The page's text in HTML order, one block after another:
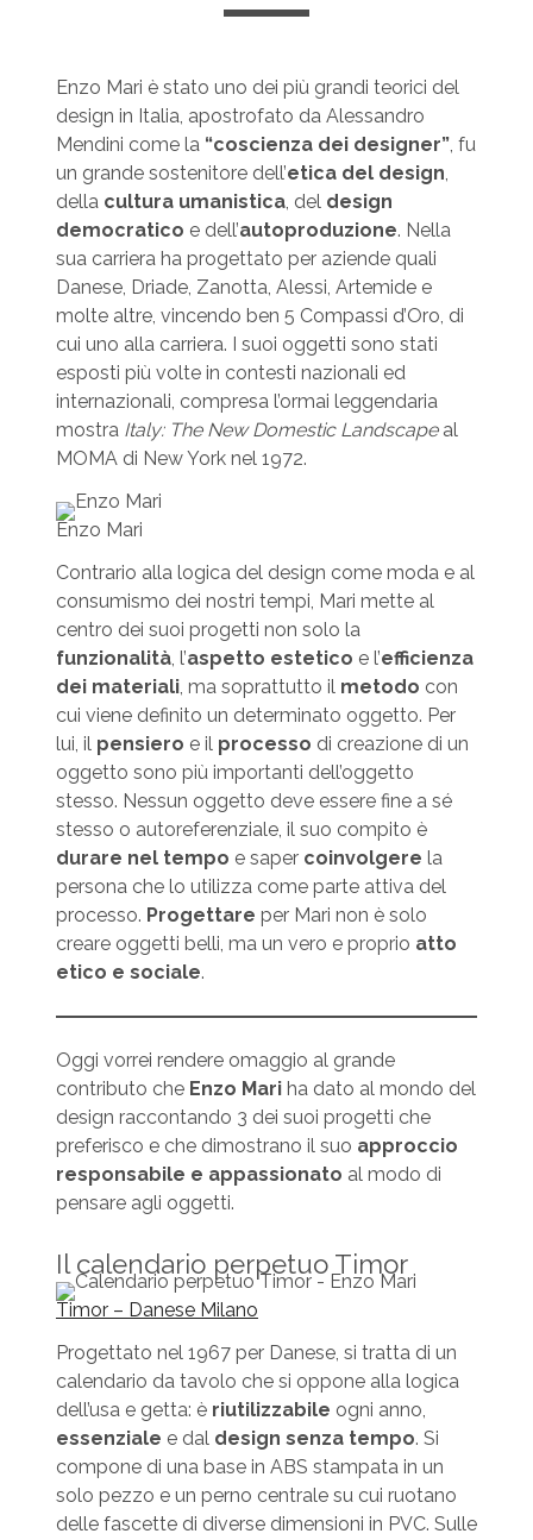
Enzo Mari è stato uno dei più grandi teorici del
design in Italia, apostrofato da Alessandro
Mendini come la “coscienza dei designer”, fu
un grande sostenitore dell’etica del design,
della cultura umanistica, del design
democratico e dell’autoproduzione. Nella
sua carriera ha progettato per aziende quali
Danese, Driade, Zanotta, Alessi, Artemide e
molte altre, vincendo ben 5 Compassi d’Oro, di
cui uno alla carriera. I suoi oggetti sono stati
esposti più volte in contesti nazionali ed
internazionali, compresa l’ormai leggendaria
mostra Italy: The New Domestic Landscapeal
MOMA di New York nel 1972.
Enzo Mari
Contrario alla logica del design come moda e al
consumismo dei nostri tempi, Mari mette al
centro dei suoi progetti non solo la
funzionalità, l’aspetto estetico e l’efficienza
dei materiali, ma soprattutto il metodo con
cui viene definito un determinato oggetto. Per
lui, il pensiero e il processo di creazione di un
oggetto sono più importanti dell’oggetto
stesso. Nessun oggetto deve essere fine a sé
stesso o autoreferenziale, il suo compito è
durare nel tempo e saper coinvolgere la
persona che lo utilizza come parte attiva del
processo. Progettare per Mari non è solo
creare oggetti belli, ma un vero e proprio atto
etico e sociale.
Oggi vorrei rendere omaggio al grande
contributo che Enzo Mariha dato al mondo del
design raccontando 3 dei suoi progetti che
preferisco e che dimostrano il suo approccio
responsabile e appassionato al modo di
pensare agli oggetti.
Il calendario perpetuo Timor
Timor – Danese Milano
Progettato nel 1967 per Danese, si tratta di un
calendario da tavolo che si oppone alla logica
dell’usa e getta: è riutilizzabile ogni anno,
essenziale e dal design senza tempo. Si
compone di una base in ABS stampata in un
solo pezzo e un perno centrale su cui ruotano
delle fascette di diverse dimensioni in PVC. Sulle